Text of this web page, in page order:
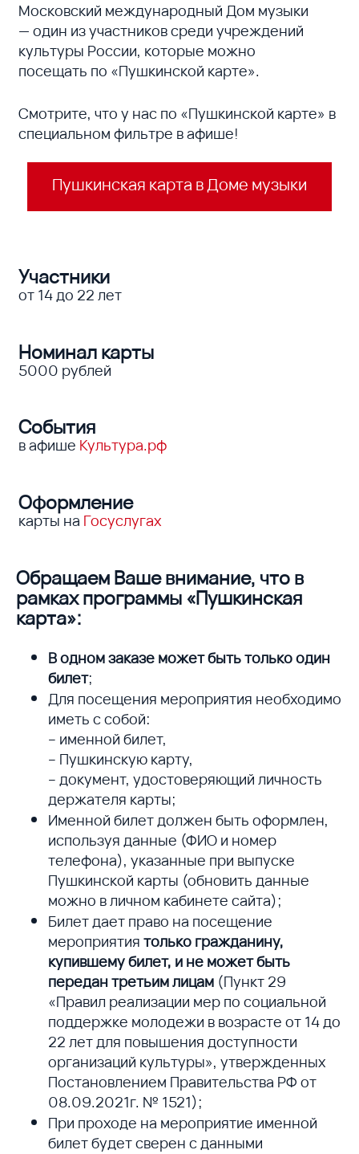
Московский международный Дом музыки
— один из участников среди учреждений
культуры России, которые можно
посещать по «Пушкинской карте».
Смотрите, что у нас по «Пушкинской карте» в
специальном фильтре в афише!
Пушкинская карта в Доме музыки
Участники
от 14 до 22 лет
Номинал карты
5000 рублей
События
в афише Культура.рф
Оформление
карты на Госуслугах
Обращаем Ваше внимание, что в
рамках программы «Пушкинская
карта»:
В одном заказе может быть только один
билет;
Для посещения мероприятия необходимо
иметь с собой:
– именной билет,
– Пушкинскую карту,
– документ, удостоверяющий личность
держателя карты;
Именной билет должен быть оформлен,
используя данные (ФИО и номер
телефона), указанные при выпуске
Пушкинской карты (обновить данные
можно в личном кабинете сайта);
Билет дает право на посещение
мероприятия только гражданину,
купившему билет, и не может быть
передан третьим лицам (Пункт 29
«Правил реализации мер по социальной
поддержке молодежи в возрасте от 14 до
22 лет для повышения доступности
организаций культуры», утвержденных
Постановлением Правительства РФ от
08.09.2021г. № 1521);
При проходе на мероприятие именной
билет будет сверен с данными